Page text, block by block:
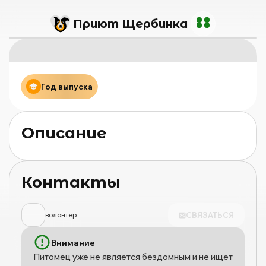
Приют Щербинка
Описание
Контакты
волонтёр СВЯЗАТЬСЯ
Внимание
Питомец уже не является бездомным и не ищет
Год выпуска